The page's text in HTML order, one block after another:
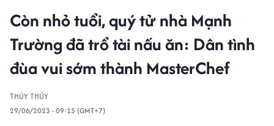
Còn nhỏ tuổi, quý tử nhà Mạnh
Trường đã trổ tài nấu ăn: Dân tình
đùa vui sớm thành MasterChef
THÚY THÚY
29/06/2023 - 09:15 (GMT+7)